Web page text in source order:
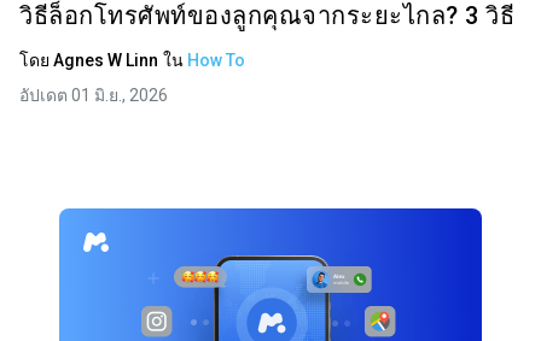
วิธีล็อกโทรศัพท์ของลูกคุณจากระยะไกล? 3 วิธี
โดย Agnes W Linn ใน How To
อัปเดต 01 มิ.ย., 2026